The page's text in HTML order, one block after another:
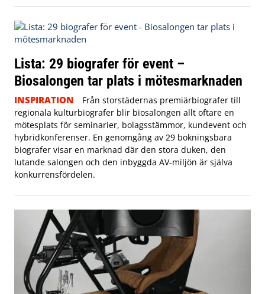
Lista: 29 biografer för event –
Biosalongen tar plats i mötesmarknaden
INSPIRATION
Från storstädernas premiärbiografer till
regionala kulturbiografer blir biosalongen allt oftare en
mötesplats för seminarier, bolagsstämmor, kundevent och
hybridkonferenser. En genomgång av 29 bokningsbara
biografer visar en marknad där den stora duken, den
lutande salongen och den inbyggda AV-miljön är själva
konkurrensfördelen.